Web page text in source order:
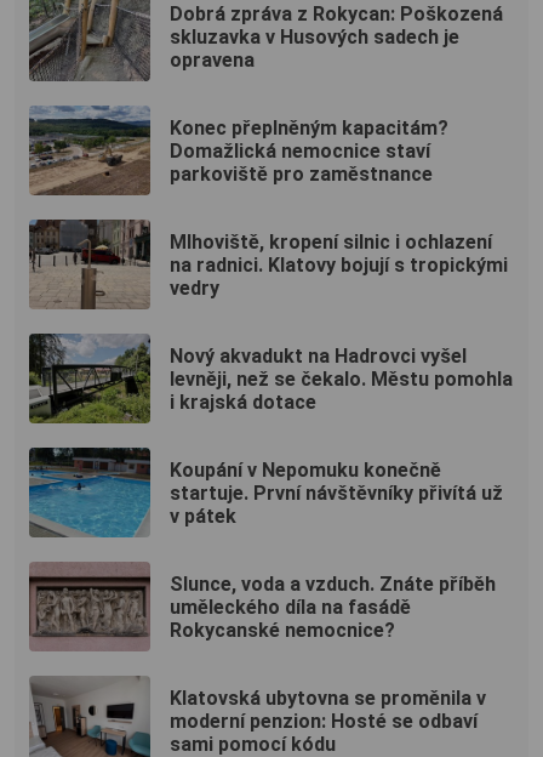
Dobrá zpráva z Rokycan: Poškozená
skluzavka v Husových sadech je
opravena
Konec přeplněným kapacitám?
Domažlická nemocnice staví
parkoviště pro zaměstnance
Mlhoviště, kropení silnic i ochlazení
na radnici. Klatovy bojují s tropickými
vedry
Nový akvadukt na Hadrovci vyšel
levněji, než se čekalo. Městu pomohla
i krajská dotace
Koupání v Nepomuku konečně
startuje. První návštěvníky přivítá už
v pátek
Slunce, voda a vzduch. Znáte příběh
uměleckého díla na fasádě
Rokycanské nemocnice?
Klatovská ubytovna se proměnila v
moderní penzion: Hosté se odbaví
sami pomocí kódu